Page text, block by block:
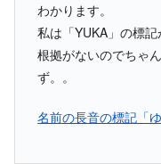
わかります。
私は「YUKA」の標
根拠がないのでちゃ
ず。。
名前の長音の標記「